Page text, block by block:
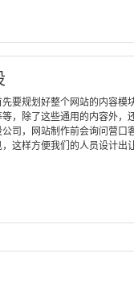
要规划好整个网站的内容模
，除了这些通用的内容外，
司，网站制作前会询问营口
这样方便我们的人员设计出